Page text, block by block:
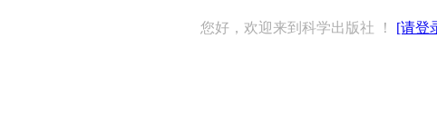
您好，欢迎来到科学出版社 ！ [请登